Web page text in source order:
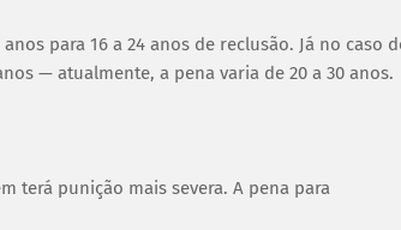
para 16 a 24 anos de reclusão. Já no caso
— atualmente, a pena varia de 20 a 30 anos.
terá punição mais severa. A pena para